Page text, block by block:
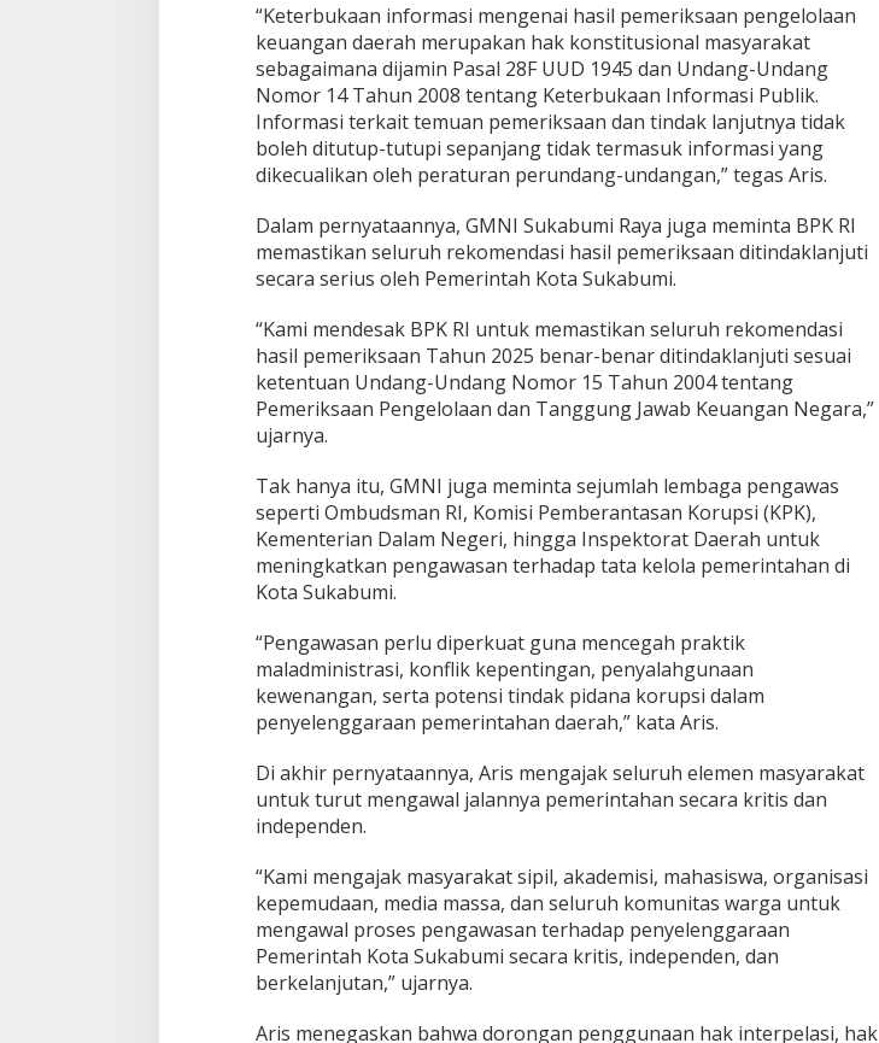
“Keterbukaan informasi mengenai hasil pemeriksaan pengelolaan
keuangan daerah merupakan hak konstitusional masyarakat
sebagaimana dijamin Pasal 28F UUD 1945 dan Undang-Undang
Nomor 14 Tahun 2008 tentang Keterbukaan Informasi Publik.
Informasi terkait temuan pemeriksaan dan tindak lanjutnya tidak
boleh ditutup-tutupi sepanjang tidak termasuk informasi yang
dikecualikan oleh peraturan perundang-undangan,” tegas Aris.
Dalam pernyataannya, GMNI Sukabumi Raya juga meminta BPK RI
memastikan seluruh rekomendasi hasil pemeriksaan ditindaklanjuti
secara serius oleh Pemerintah Kota Sukabumi.
“Kami mendesak BPK RI untuk memastikan seluruh rekomendasi
hasil pemeriksaan Tahun 2025 benar-benar ditindaklanjuti sesuai
ketentuan Undang-Undang Nomor 15 Tahun 2004 tentang
Pemeriksaan Pengelolaan dan Tanggung Jawab Keuangan Negara,”
ujarnya.
Tak hanya itu, GMNI juga meminta sejumlah lembaga pengawas
seperti Ombudsman RI, Komisi Pemberantasan Korupsi (KPK),
Kementerian Dalam Negeri, hingga Inspektorat Daerah untuk
meningkatkan pengawasan terhadap tata kelola pemerintahan di
Kota Sukabumi.
“Pengawasan perlu diperkuat guna mencegah praktik
maladministrasi, konflik kepentingan, penyalahgunaan
kewenangan, serta potensi tindak pidana korupsi dalam
penyelenggaraan pemerintahan daerah,” kata Aris.
Di akhir pernyataannya, Aris mengajak seluruh elemen masyarakat
untuk turut mengawal jalannya pemerintahan secara kritis dan
independen.
“Kami mengajak masyarakat sipil, akademisi, mahasiswa, organisasi
kepemudaan, media massa, dan seluruh komunitas warga untuk
mengawal proses pengawasan terhadap penyelenggaraan
Pemerintah Kota Sukabumi secara kritis, independen, dan
berkelanjutan,” ujarnya.
Aris menegaskan bahwa dorongan penggunaan hak interpelasi, hak